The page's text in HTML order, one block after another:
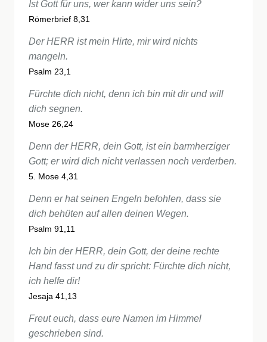
Ist Gott für uns, wer kann wider uns sein?
Römerbrief 8,31
Der HERR ist mein Hirte, mir wird nichts
mangeln.
Psalm 23,1
Fürchte dich nicht, denn ich bin mit dir und will
dich segnen.
Mose 26,24
Denn der HERR, dein Gott, ist ein barmherziger
Gott; er wird dich nicht verlassen noch verderben.
5. Mose 4,31
Denn er hat seinen Engeln befohlen, dass sie
dich behüten auf allen deinen Wegen.
Psalm 91,11
Ich bin der HERR, dein Gott, der deine rechte
Hand fasst und zu dir spricht: Fürchte dich nicht,
ich helfe dir!
Jesaja 41,13
Freut euch, dass eure Namen im Himmel
geschrieben sind.